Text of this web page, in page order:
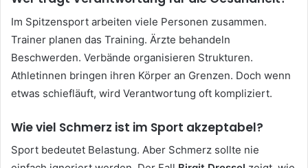
Im Spitzensport arbeiten viele Personen zusammen.
Trainer planen das Training. Ärzte behandeln
Beschwerden. Verbände organisieren Strukturen.
Athletinnen bringen ihren Körper an Grenzen. Doch wenn
etwas schiefläuft, wird Verantwortung oft kompliziert.
Wie viel Schmerz ist im Sport akzeptabel?
Sport bedeutet Belastung. Aber Schmerz sollte nie